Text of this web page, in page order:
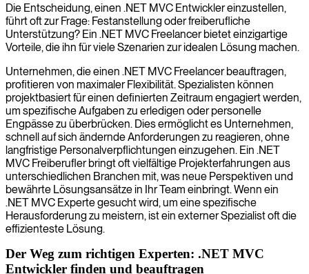
Die Entscheidung, einen .NET MVC Entwickler einzustellen,
führt oft zur Frage: Festanstellung oder freiberufliche
Unterstützung? Ein .NET MVC Freelancer bietet einzigartige
Vorteile, die ihn für viele Szenarien zur idealen Lösung machen.
Unternehmen, die einen .NET MVC Freelancer beauftragen,
profitieren von maximaler Flexibilität. Spezialisten können
projektbasiert für einen definierten Zeitraum engagiert werden,
um spezifische Aufgaben zu erledigen oder personelle
Engpässe zu überbrücken. Dies ermöglicht es Unternehmen,
schnell auf sich ändernde Anforderungen zu reagieren, ohne
langfristige Personalverpflichtungen einzugehen. Ein .NET
MVC Freiberufler bringt oft vielfältige Projekterfahrungen aus
unterschiedlichen Branchen mit, was neue Perspektiven und
bewährte Lösungsansätze in Ihr Team einbringt. Wenn ein
.NET MVC Experte gesucht wird, um eine spezifische
Herausforderung zu meistern, ist ein externer Spezialist oft die
effizienteste Lösung.
Der Weg zum richtigen Experten: .NET MVC
Entwickler finden und beauftragen